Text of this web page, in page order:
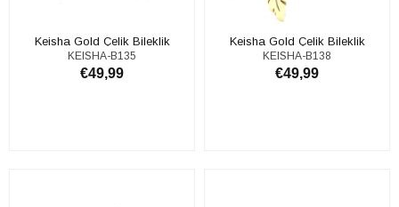
Keisha Gold Çelik Bileklik
KEISHA-B135
€49,99
Keisha Gold Çelik Bileklik
KEISHA-B138
€49,99